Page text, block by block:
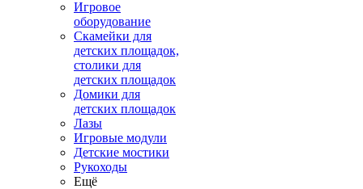
Игровое
оборудование
Скамейки для
детских площадок,
столики для
детских площадок
Домики для
детских площадок
Лазы
Игровые модули
Детские мостики
Рукоходы
Ещё